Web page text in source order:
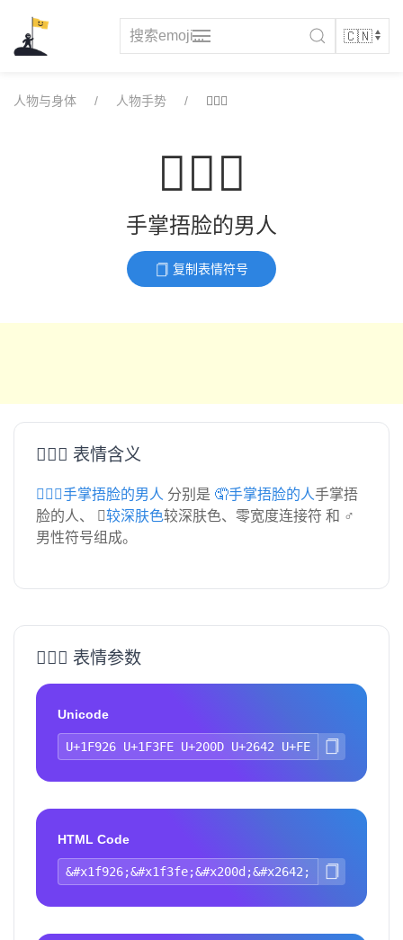
content
人物与身体 人物手势 🤦🏾‍♂️
🤦🏾‍♂️
手掌捂脸的男人
复制表情符号
🤦🏾‍♂️ 表情含义
🤦🏾‍♂️手掌捂脸的男人 分别是 🤦手掌捂脸的人手掌捂
脸的人、🏾较深肤色较深肤色、零宽度连接符 和 ♂
男性符号组成。
🤦🏾‍♂️ 表情参数
Unicode
HTML Code